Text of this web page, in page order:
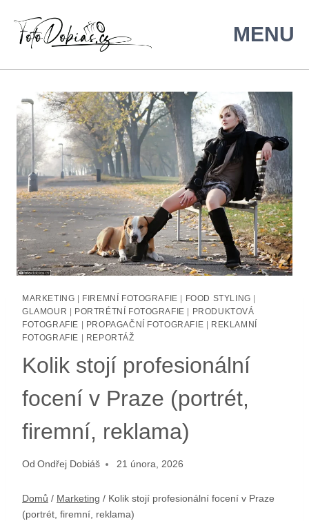
MARKETING | FIREMNÍ FOTOGRAFIE | FOOD STYLING |
GLAMOUR | PORTRÉTNÍ FOTOGRAFIE | PRODUKTOVÁ
FOTOGRAFIE | PROPAGAČNÍ FOTOGRAFIE | REKLAMNÍ
FOTOGRAFIE | REPORTÁŽ
Kolik stojí profesionální
focení v Praze (portrét,
firemní, reklama)
Od Ondřej Dobiáš 21 února, 2026
Domů / Marketing / Kolik stojí profesionální focení v Praze
(portrét, firemní, reklama)